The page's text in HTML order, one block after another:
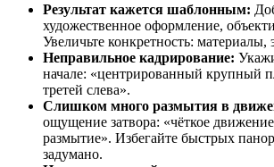
Результат кажется шаблонным:
художественное оформление,
Увеличьте конкретность: материалы,
Неправильное кадрирование:
начале: «центрированный крупный
третей слева».
Слишком много размытия в
ощущение затвора: «чёткое
размытие». Избегайте быстрых
задумано.